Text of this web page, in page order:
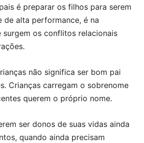
é preparar os filhos para serem
de alta performance, é na
surgem os conflitos relacionais
não significa ser bom pai
Crianças carregam o sobrenome
querem o próprio nome.
ser donos de suas vidas ainda
quando ainda precisam